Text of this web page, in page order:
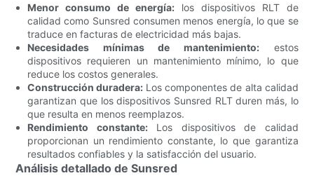
Menor consumo de energía:los dispositivos RLT de
calidad como Sunsred consumen menos energía, lo que se
traduce en facturas de electricidad más bajas.
Necesidades mínimas de mantenimiento: estos
dispositivos requieren un mantenimiento mínimo, lo que
reduce los costos generales.
Construcción duradera: Los componentes de alta calidad
garantizan que los dispositivos Sunsred RLT duren más, lo
que resulta en menos reemplazos.
Rendimiento constante:Los dispositivos de calidad
proporcionan un rendimiento constante, lo que garantiza
resultados confiables y la satisfacción del usuario.
Análisis detallado de Sunsred